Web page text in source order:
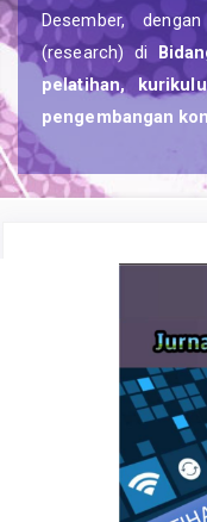
Desember,
(research) di
pelatihan,
pengembangan